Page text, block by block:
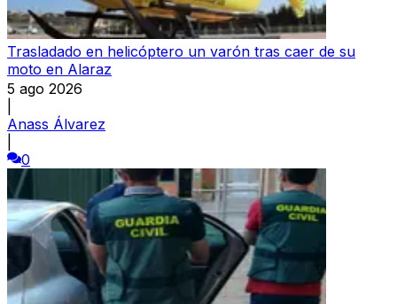
Trasladado en helicóptero un varón tras caer de su
moto en Alaraz
5 ago 2026
Anass Álvarez
0